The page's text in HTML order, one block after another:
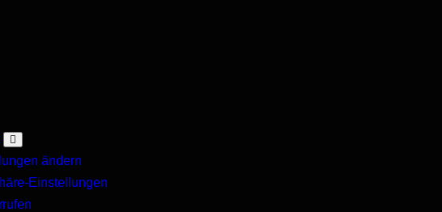
ändern
Einstellungen